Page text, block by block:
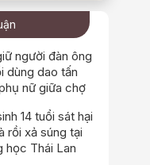
người đàn ông
dùng dao tấn
nữ giữa chợ
14 tuổi sát hại
rồi xả súng tại
học Thái Lan